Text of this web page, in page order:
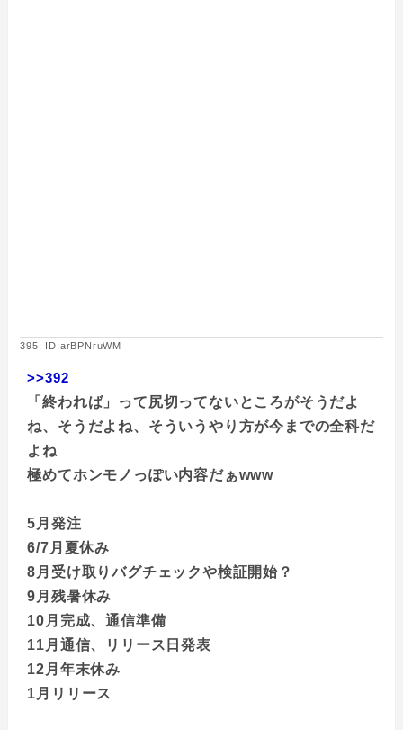
395: ID:arBPNruWM
>>392
「終われば」って尻切ってないところがそうだよ
ね、そうだよね、そういうやり方が今までの全科だ
よね
極めてホンモノっぽい内容だぁwww
5月発注
6/7月夏休み
8月受け取りバグチェックや検証開始？
9月残暑休み
10月完成、通信準備
11月通信、リリース日発表
12月年末休み
1月リリース